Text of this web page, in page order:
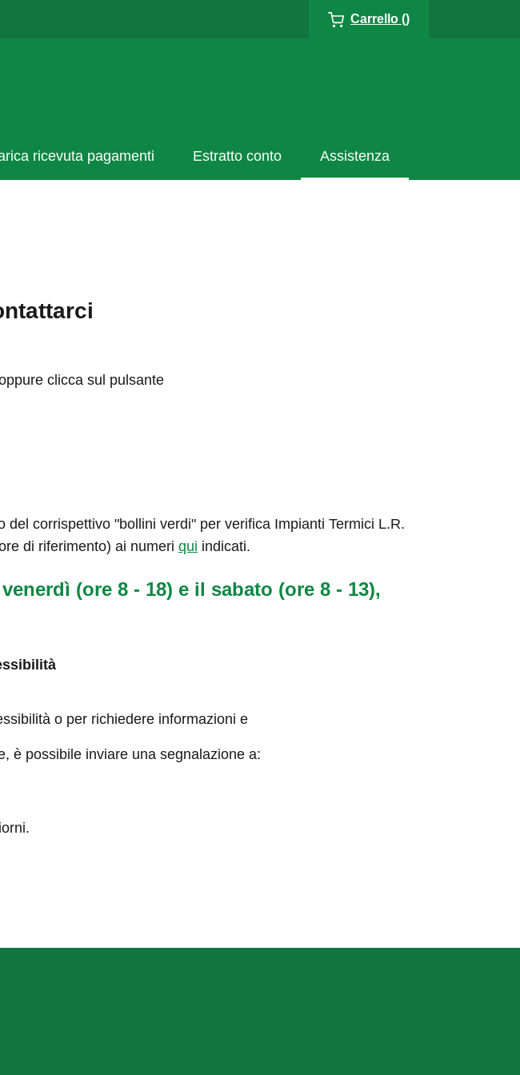
Carrello ()
ricevuta pagamenti Estratto conto Assistenza
clicca sul pulsante
corrispettivo "bollini verdi" per verifica Impianti Termici L.R.
di riferimento) ai numeri qui indicati.
(ore 8 - 18) e il sabato (ore 8 - 13),
o per richiedere informazioni e
è possibile inviare una segnalazione a: